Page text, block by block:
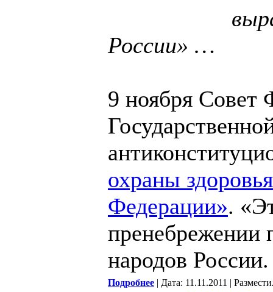
России» …
9 ноября Совет
охраны
Федерации».
пренебрежении
народов России.
Подробнее | Дата: 11.11.2011 |